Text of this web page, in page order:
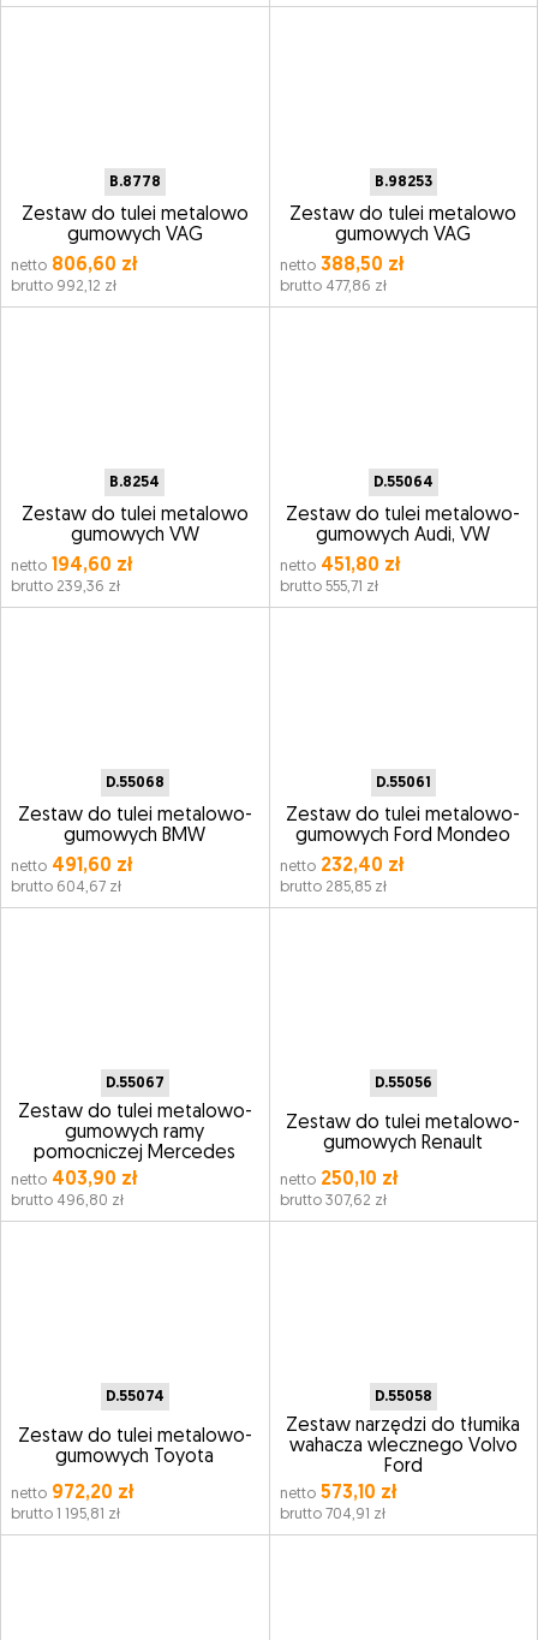
B.8778
Zestaw do tulei metalowo
gumowych VAG
netto 806,60 zł
brutto 992,12 zł
B.98253
Zestaw do tulei metalowo
gumowych VAG
netto388,50 zł
brutto 477,86 zł
B.8254
Zestaw do tulei metalowo
gumowych VW
netto 194,60 zł
brutto 239,36 zł
D.55064
Zestaw do tulei metalowo-
gumowych Audi, VW
netto451,80 zł
brutto 555,71 zł
D.55068
Zestaw do tulei metalowo-
gumowych BMW
netto 491,60 zł
brutto 604,67 zł
D.55061
Zestaw do tulei metalowo-
gumowych Ford Mondeo
netto232,40 zł
brutto 285,85 zł
D.55067
Zestaw do tulei metalowo-
gumowych ramy
pomocniczej Mercedes
netto 403,90 zł
brutto 496,80 zł
D.55056
Zestaw do tulei metalowo-
gumowych Renault
netto250,10 zł
brutto 307,62 zł
D.55074
Zestaw do tulei metalowo-
gumowych Toyota
netto 972,20 zł
brutto 1 195,81 zł
D.55058
Zestaw narzędzi do tłumika
wahacza wlecznego Volvo
Ford
netto573,10 zł
brutto 704,91 zł